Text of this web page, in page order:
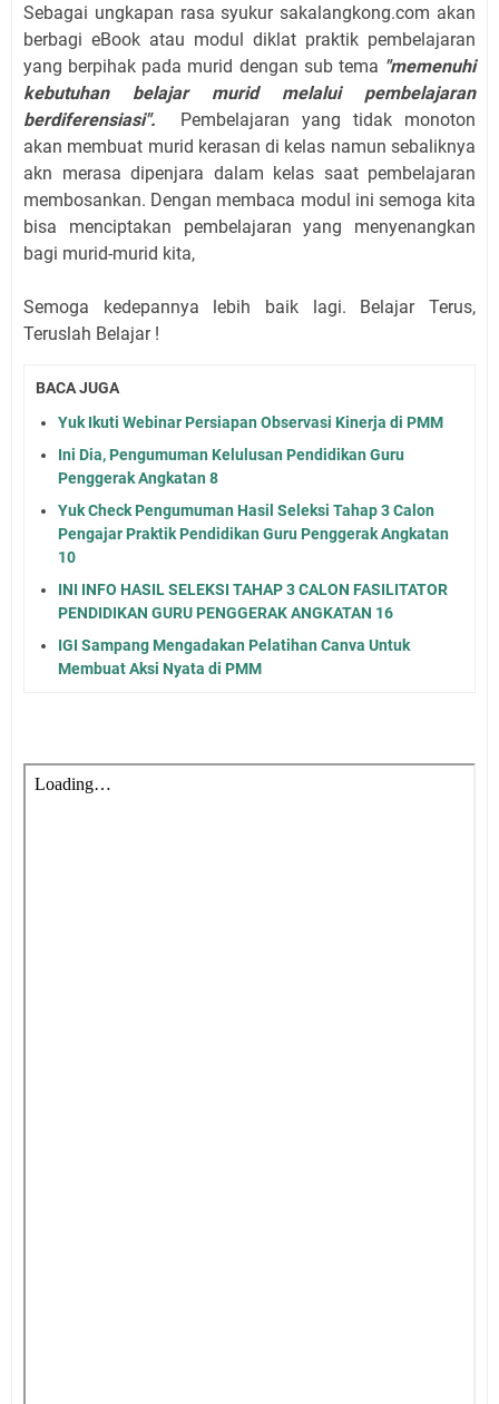
Sebagai ungkapan rasa syukur sakalangkong.com akan
berbagi eBook atau modul diklat praktik pembelajaran
yang berpihak pada murid dengan sub tema "memenuhi
kebutuhan belajar murid melalui pembelajaran
berdiferensiasi".
Pembelajaran yang tidak monoton
akan membuat murid kerasan di kelas namun sebaliknya
akn merasa dipenjara dalam kelas saat pembelajaran
membosankan. Dengan membaca modul ini semoga kita
bisa menciptakan pembelajaran yang menyenangkan
bagi murid-murid kita,
Semoga kedepannya lebih baik lagi. Belajar Terus,
Teruslah Belajar !
BACA JUGA
Yuk Ikuti Webinar Persiapan Observasi Kinerja di PMM
Ini Dia, Pengumuman Kelulusan Pendidikan Guru
Penggerak Angkatan 8
Yuk Check Pengumuman Hasil Seleksi Tahap 3 Calon
Pengajar Praktik Pendidikan Guru Penggerak Angkatan
10
INI INFO HASIL SELEKSI TAHAP 3 CALON FASILITATOR
PENDIDIKAN GURU PENGGERAK ANGKATAN 16
IGI Sampang Mengadakan Pelatihan Canva Untuk
Membuat Aksi Nyata di PMM